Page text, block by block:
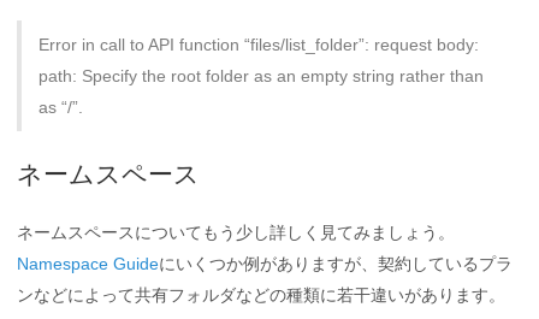
Error in call to API function “files/list_folder”: request body:
path: Specify the root folder as an empty string rather than
as “/”.
ネームスペース
ネームスペースについてもう少し詳しく見てみましょう。
Namespace Guideにいくつか例がありますが、契約しているプラ
ンなどによって共有フォルダなどの種類に若干違いがあります。